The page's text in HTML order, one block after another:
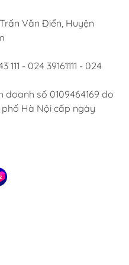
Văn Điển, Huyện
111 - 024 39161111 - 024
số 0109464169 do
Hà Nội cấp ngày